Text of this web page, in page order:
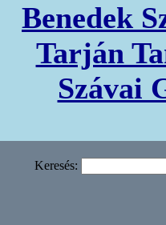
Benedek
Tarján
Szávai
Keresés: